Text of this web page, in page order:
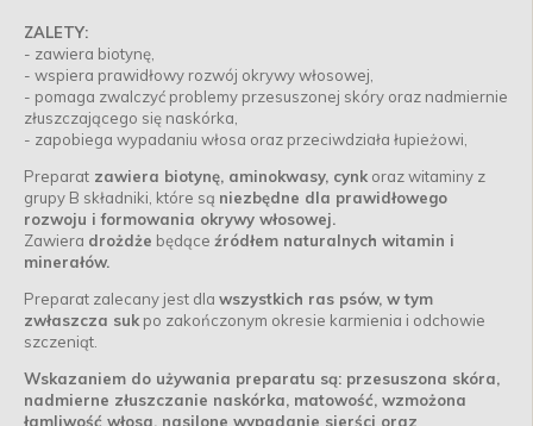
ZALETY:
- zawiera biotynę,
- wspiera prawidłowy rozwój okrywy włosowej,
- pomaga zwalczyć problemy przesuszonej skóry oraz nadmiernie
złuszczającego się naskórka,
- zapobiega wypadaniu włosa oraz przeciwdziała łupieżowi,
Preparat zawiera biotynę, aminokwasy, cynk oraz witaminy z
grupy B składniki, które są niezbędne dla prawidłowego
rozwoju i formowania okrywy włosowej.
Zawiera drożdże będące źródłem naturalnych witamin i
minerałów.
Preparat zalecany jest dla wszystkich ras psów, w tym
zwłaszcza suk po zakończonym okresie karmienia i odchowie
szczeniąt.
Wskazaniem do używania preparatu są: przesuszona skóra,
nadmierne złuszczanie naskórka, matowość, wzmożona
łamliwość włosa, nasilone wypadanie sierści oraz